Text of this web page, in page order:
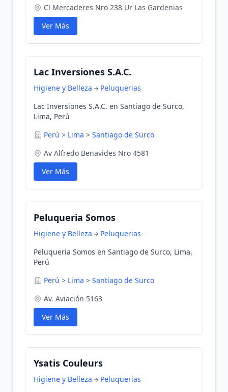
Cl Mercaderes Nro 238 Ur Las Gardenias
Ver Más
Lac Inversiones S.A.C.
Higiene y Belleza
Peluquerias
Lac Inversiones S.A.C. en Santiago de Surco,
Lima, Perú
Perú > Lima > Santiago de Surco
Av Alfredo Benavides Nro 4581
Ver Más
Peluqueria Somos
Higiene y Belleza
Peluquerias
Peluqueria Somos en Santiago de Surco, Lima,
Perú
Perú > Lima > Santiago de Surco
Av. Aviación 5163
Ver Más
Ysatis Couleurs
Higiene y Belleza
Peluquerias